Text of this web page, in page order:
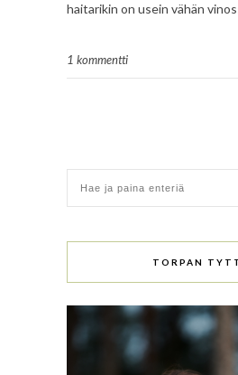
haitarikin on usein vähän
1 kommentti
TORPAN